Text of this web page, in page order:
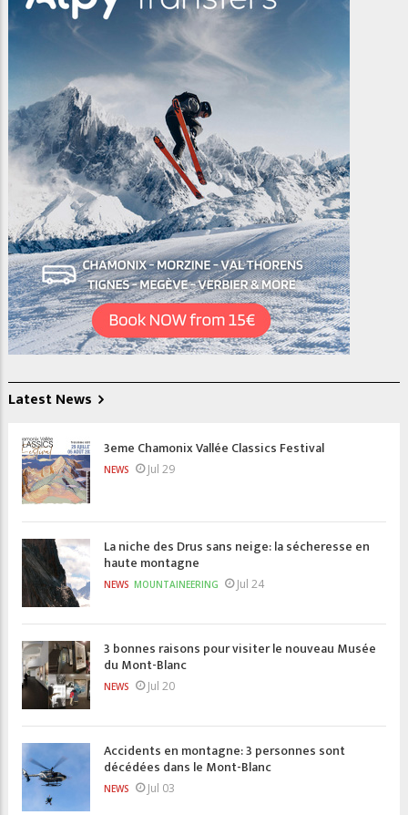
Latest News
3eme Chamonix Vallée Classics Festival
NEWS Jul 29
La niche des Drus sans neige: la sécheresse en
haute montagne
NEWS MOUNTAINEERING Jul 24
3 bonnes raisons pour visiter le nouveau Musée
du Mont-Blanc
NEWS Jul 20
Accidents en montagne: 3 personnes sont
décédées dans le Mont-Blanc
NEWS Jul 03